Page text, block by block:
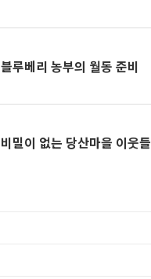
블루베리 농부의 월동 준비
비밀이 없는 당산마을 이웃들